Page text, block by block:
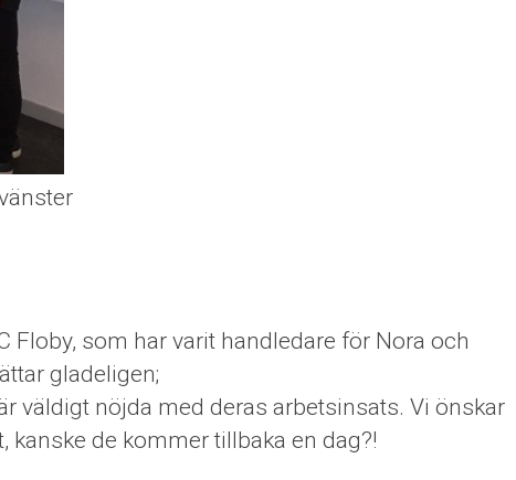
Floby, som har varit handledare för Nora och
gladeligen;
väldigt nöjda med deras arbetsinsats. Vi önskar
de kommer tillbaka en dag?!